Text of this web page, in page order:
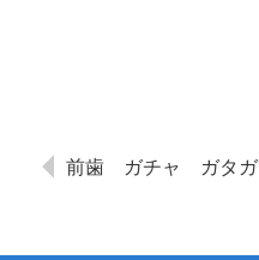
前歯 ガチャ ガタ